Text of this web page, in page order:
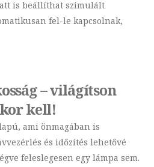
is beállíthat szimulált
fel-le kapcsolnak,
– világítson
kell!
ami önmagában is
és időzítés lehetővé
feleslegesen egy lámpa sem.